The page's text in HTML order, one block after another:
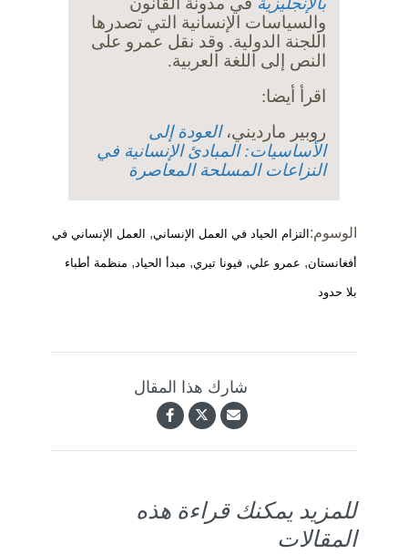
والسياسات الإنسانية التي تصدرها
اللجنة الدولية. وقد نقل عمرو على
النص إلى اللغة العربية.
اقرأ أيضا:
روبير مارديني،العودة إلى
الأساسيات: المبادئ الإنسانية في
النزاعات المسلحة المعاصرة
الوسوم: التزام الحياد في العمل الإنساني, العمل الإنساني في
أفغانستان, عمرو علي, فيونا تيري, مبدأ الحياد , منظمة أطباء
بلا حدود
شارك هذا المقال
للمزيد يمكنك قراءة هذه
المقالات